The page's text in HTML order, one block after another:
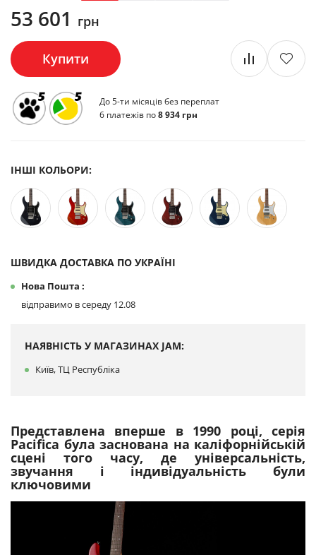
53 601 грн
Купити
До 5-ти місяців без переплат
6 платежів по8 934 грн
ШВИДКА ДОСТАВКА ПО УКРАЇНІ
Нова Пошта :
відправимо в середу 12.08
ІНШІ КОЛЬОРИ:
НАЯВНІСТЬ У МАГАЗИНАХ JAM:
Київ, ТЦ Республіка
Представлена ​​вперше в 1990 році, серія
Pacifica була заснована на каліфорнійській
сцені того часу, де універсальність,
звучання і індивідуальність були
ключовими